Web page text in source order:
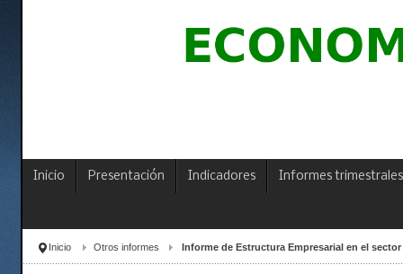
Inicio Presentación Indicadores Informes trimestrales
Inicio Otros informes Informe de Estructura Empresarial en el